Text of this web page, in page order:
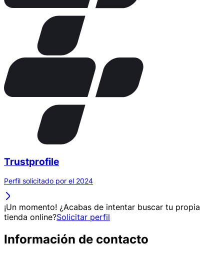
Trustprofile
Perfil solicitado por el 2024
¡Un momento! ¿Acabas de intentar buscar tu propia
tienda online?Solicitar perfil
Información de contacto